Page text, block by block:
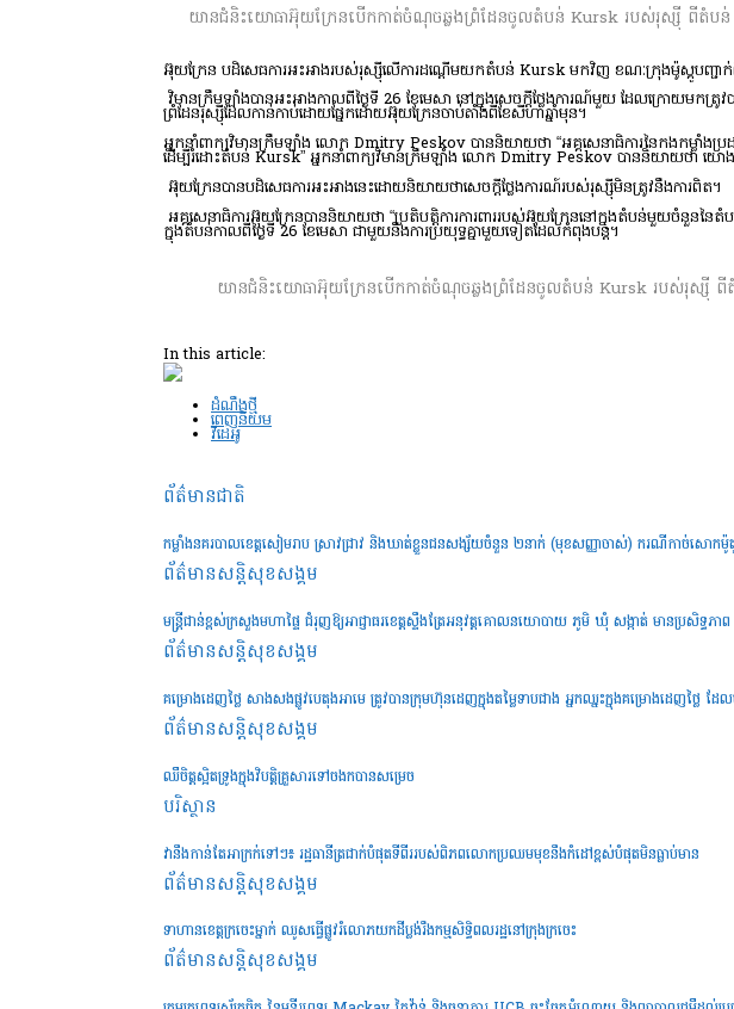
យានជំនិះ​យោធា​អ៊ុយក្រែន​បើក​កាត់​ចំណុច​ឆ្លង​ព្រំដែន​ចូល​តំបន់ Kursk របស់​រុស្ស៊ី ពី​តំប
អ៊ុយក្រែន បដិសេធ​ការ​អះអាង​របស់​រុស្ស៊ី​លើ​ការ​ដណ្តើម​យក​តំបន់ Kursk មក​វិញ ខណៈ​ក្រុង​ម៉ូស្គូ​បញ្ជាក់​
វិមានក្រឹមឡាំងបានអះអាងកាលពីថ្ងៃទី 26 ខែមេសា នៅក្នុងសេចក្តីថ្លែងការណ៍មួយ ដែលក្រោយ
ព្រំដែនរុស្ស៊ីដែលកាន់កាប់ដោយផ្នែកដោយអ៊ុយក្រែនចាប់តាំងពីខែសីហាឆ្នាំមុន។
អ្នកនាំពាក្យវិមានក្រឹមឡាំង លោក Dmitry Peskov បាននិយាយថា “អគ្គសេនាធិការនៃកងកម្លាំងប្
ដើម្បីរំដោះតំបន់ Kursk” អ្នកនាំពាក្យវិមានក្រឹមឡាំង លោក Dmitry Peskov បាននិយាយថា យោ
អ៊ុយក្រែន​បាន​បដិសេធ​ការ​អះអាង​នេះ​ដោយ​និយាយ​ថា​សេចក្តីថ្លែងការណ៍​របស់​រុស្ស៊ី​មិន​ត្រូវ​នឹង​ការពិត។
អគ្គសេនាធិការអ៊ុយក្រែនបាននិយាយថា “ប្រតិបត្តិការការពាររបស់អ៊ុយក្រែននៅក្នុងតំបន់មួយចំនួន
ក្នុងតំបន់កាលពីថ្ងៃទី 26 ខែមេសា ជាមួយនឹងការប្រយុទ្ធគ្នាមួយទៀតដែលកំពុងបន្ត។
យានជំនិះ​យោធា​អ៊ុយក្រែន​បើក​កាត់​ចំណុច​ឆ្លង​ព្រំដែន​ចូល​តំបន់ Kursk របស់​រុស្ស៊ី
In this article:
ដំណឹងថ្មី
ពេញនិយម
វីដេអូ
ព័ត៌មានជាតិ
កម្លាំងនគរបាលខេត្តសៀមរាប ស្រាវជ្រាវ និងឃាត់ខ្លួនជនសង្ស័យចំនួន ២នាក់ (មុខសញ្ញាចាស់) ករណីកាច់ស
ព័ត៌មានសន្តិសុខ​សង្គម
មន្រ្តីជាន់ខ្ពស់ក្រសួងមហាផ្ទៃ ជំរុញឱ្យអាជ្ញាធរខេត្តស្ទឹងត្រែអនុវត្តគោលនយោបាយ ភូមិ ឃុំ សង្កាត់ មានប្រសិទ្ធភាព
ព័ត៌មានសន្តិសុខ​សង្គម
គម្រោងដេញថ្លៃ សាងសងផ្លូវបេតុងអាមេ ត្រូវបានក្រុមហ៊ុនដេញក្នុងតម្លៃទាបជាង អ្នកឈ្នះក្នុងគម្រោងដេញថ្លៃ ដ
ព័ត៌មានសន្តិសុខ​សង្គម
ឈឺចិត្តស្អិតទ្រូងក្នុងវិបត្តិគ្រួសារទៅចងកបានសម្រេច
បរិស្ថាន
វានឹងកាន់តែអាក្រក់ទៅៗ៖ រដ្ឋធានីត្រជាក់បំផុតទីពីររបស់ពិភពលោកប្រឈមមុខនឹងកំដៅខ្ពស់បំផុតមិនធ្លាប់មាន
ព័ត៌មានសន្តិសុខ​សង្គម
ទាហានខេត្តក្រចេះម្នាក់ ឈូសធ្វើផ្លូវរំលោភយកដីប្លង់រឹងកម្មសិទ្ធិពលរដ្ឋនៅក្រុងក្រចេះ
ព័ត៌មានសន្តិសុខ​សង្គម